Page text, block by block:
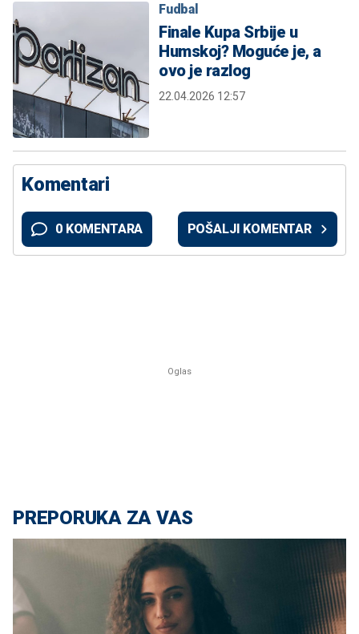
Fudbal
Finale Kupa Srbije u
Humskoj? Moguće je, a
ovo je razlog
22.04.2026 12:57
Komentari
0 KOMENTARA POŠALJI KOMENTAR
PREPORUKA ZA VAS